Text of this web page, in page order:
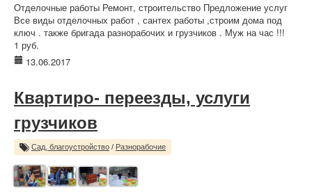
Отделочные работы Ремонт, строительство Предложение услуг
Все виды отделочных работ , сантех работы ,строим дома под
ключ . также бригада разнорабочих и грузчиков . Муж на час !!!
1 руб.
13.06.2017
Квартиро- переезды, услуги
грузчиков
Сад, благоустройство / Разнорабочие